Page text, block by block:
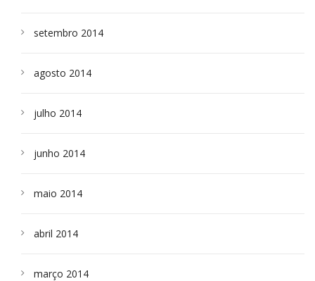
setembro 2014
agosto 2014
julho 2014
junho 2014
maio 2014
abril 2014
março 2014